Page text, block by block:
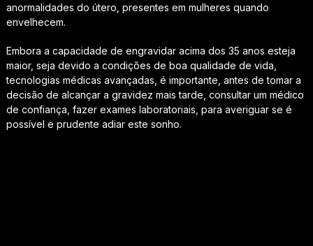
anormalidades do útero, presentes em mulheres quando
envelhecem.
Embora a capacidade de engravidar acima dos 35 anos esteja
maior, seja devido a condições de boa qualidade de vida,
tecnologias médicas avançadas, é importante, antes de tomar a
decisão de alcançar a gravidez mais tarde, consultar um médico
de confiança, fazer exames laboratoriais, para averiguar se é
possível e prudente adiar este sonho.